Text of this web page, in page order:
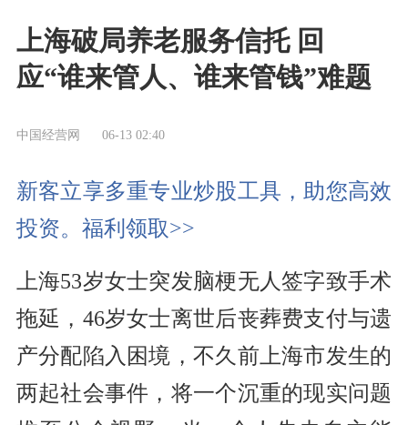
上海破局养老服务信托 回
应“谁来管人、谁来管钱”难题
中国经营网 06-13 02:40
新客立享多重专业炒股工具，助您高效
投资。福利领取>>
上海53岁女士突发脑梗无人签字致手术
拖延，46岁女士离世后丧葬费支付与遗
产分配陷入困境，不久前上海市发生的
两起社会事件，将一个沉重的现实问题